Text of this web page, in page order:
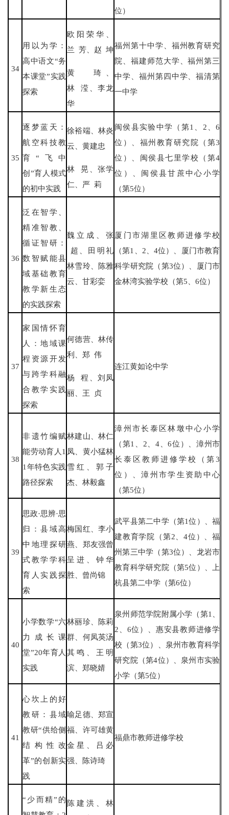
位）
34
用以为学：
高中语文“务
本课堂”实践
探索
欧阳荣华、
兰 芳、赵 坤
黄 琦、
林 滢、李龙
华
福州第十中学、福州教育研究
院、福建师范大学、福州第三
中学、福州第四中学、福清第
一中学
35
逐梦蓝天：
航空科技教
育“飞中
创”育人模式
的初中实践
徐裕端、林炎
云、黄建忠
林 晃、张学
仁、严 莉
闽侯县实验中学（第1、2、6
位）、福州教育研究院（第3
位）、闽侯县七里学校（第4
位）、闽侯县甘蔗中心小学
（第5位）
36
泛在智学、
精准智教、
循证智研：
数智赋能县
域基础教育
教学新生态
的实践探索
魏立成、张
超、田明礼
林雪玲、陈雅
云、甘彩娈
厦门市湖里区教师进修学校
（第1、2、4位）、厦门市教育
科学研究院（第3位）、厦门市
金林湾实验学校（第5、6位）
37
家国情怀育
人：地域课
程资源开发
与跨学科融
合教学实践
探索
何德营、林传
利、郑 伟
杨 程、刘凤
丽、王 贞
连江黄如论中学
38
非遗竹编赋
能劳动育人1
1年特色实践
路径探索
林建山、林仁
凤、黄小猛林
雪红、郭子
杰、林毅鑫
漳州市长泰区林墩中心小学
（第1、2、4、6位）、漳州市
长泰区教师进修学校（第3
位）、漳州市学生资助中心
（第5位）
39
思政·思辨·思
归：县域高
中地理探研
式教学学科
育人实践探
索
梅国红、李小
燕、郑友强曾
呈进、钟华
胜、曾尚锦
武平县第二中学（第1位）、福
建教育学院（第2、4位）、福
州第三中学（第3位）、龙岩市
教育科学研究院（第5位）、上
杭县第二中学（第6位）
40
小学数学“六
力成长课
堂”20年育人
实践
林丽珍、陈莉
群、何凤英汤
其鸣、王明
滨、郑晓婧
泉州师范学院附属小学（第1、
2、6位）、惠安县教师进修学
校（第3位）、泉州市教育科学
研究院（第4位）、泉州市实验
小学（第5位）
41
心坎上的好
教研：县域
教研“供给侧
结构性改
革”的创新实
践
喻足德、郑宣
福、许可雄黄
金星、吕必
强、陈诗琦
福鼎市教师进修学校
“少而精”的 陈建洪、林